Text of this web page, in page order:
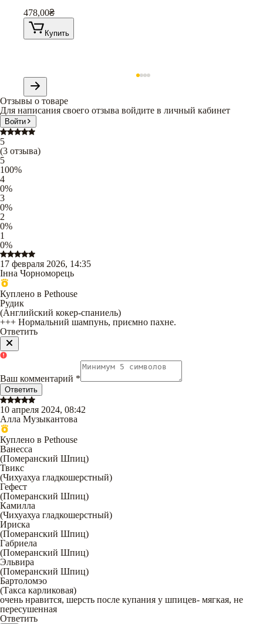
478,00₴
Купить
Отзывы о товаре
Для написания своего отзыва войдите в личный кабинет
Войти
5
(3 отзыва)
5
100%
4
0%
3
0%
2
0%
1
0%
17 февраля 2026, 14:35
Інна Чорноморець
Куплено в Pethouse
Рудик
(Английский кокер-спаниель)
+++ Нормальний шампунь, приємно пахне.
Ответить
Ваш комментарий *
Ответить
10 апреля 2024, 08:42
Алла Музыкантова
Куплено в Pethouse
Ванесса
(Померанский Шпиц)
Твикс
(Чихуахуа гладкошерстный)
Гефест
(Померанский Шпиц)
Камилла
(Чихуахуа гладкошерстный)
Ириска
(Померанский Шпиц)
Габриела
(Померанский Шпиц)
Эльвира
(Померанский Шпиц)
Бартоломэо
(Такса карликовая)
очень нравится, шерсть после купания у шпицев- мягкая, не
пересушенная
Ответить